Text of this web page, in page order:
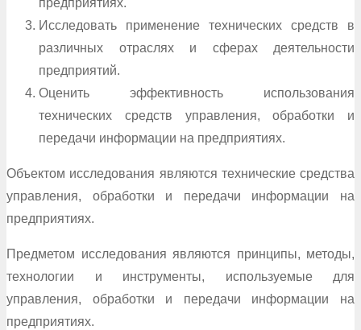
Исследовать применение технических средств в
различных отраслях и сферах деятельности
предприятий.
Оценить эффективность использования
технических средств управления, обработки и
передачи информации на предприятиях.
Объектом исследования являются технические средства
управления, обработки и передачи информации на
предприятиях.
Предметом исследования являются принципы, методы,
технологии и инструменты, используемые для
управления, обработки и передачи информации на
предприятиях.